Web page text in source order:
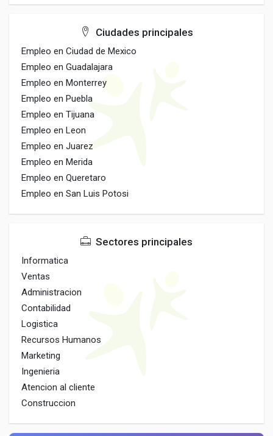
Ciudades principales
Empleo en Ciudad de Mexico
Empleo en Guadalajara
Empleo en Monterrey
Empleo en Puebla
Empleo en Tijuana
Empleo en Leon
Empleo en Juarez
Empleo en Merida
Empleo en Queretaro
Empleo en San Luis Potosi
Sectores principales
Informatica
Ventas
Administracion
Contabilidad
Logistica
Recursos Humanos
Marketing
Ingenieria
Atencion al cliente
Construccion